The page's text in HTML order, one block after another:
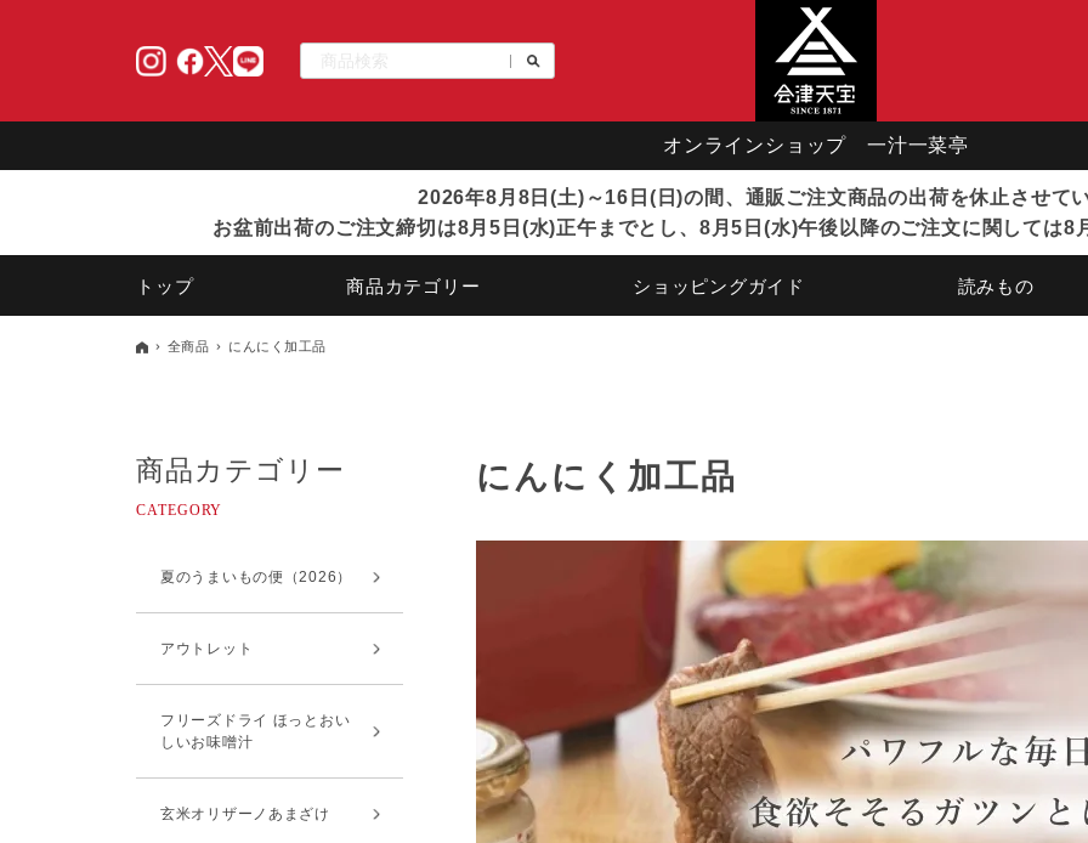
オンラインショップ 一汁一菜亭
2026年8月8日(土)～16日(日)の間、通販ご注文商品の出荷を休止させて
お盆前出荷のご注文締切は8月5日(水)正午までとし、8月5日(水)午後以降のご注文に関しては8
トップ 商品カテゴリー ショッピングガイド 読みもの
全商品 にんにく加工品
商品カテゴリー
夏のうまいもの便（2026）
アウトレット
フリーズドライ ほっとおい
しいお味噌汁
玄米オリザーノあまざけ
にんにく加工品